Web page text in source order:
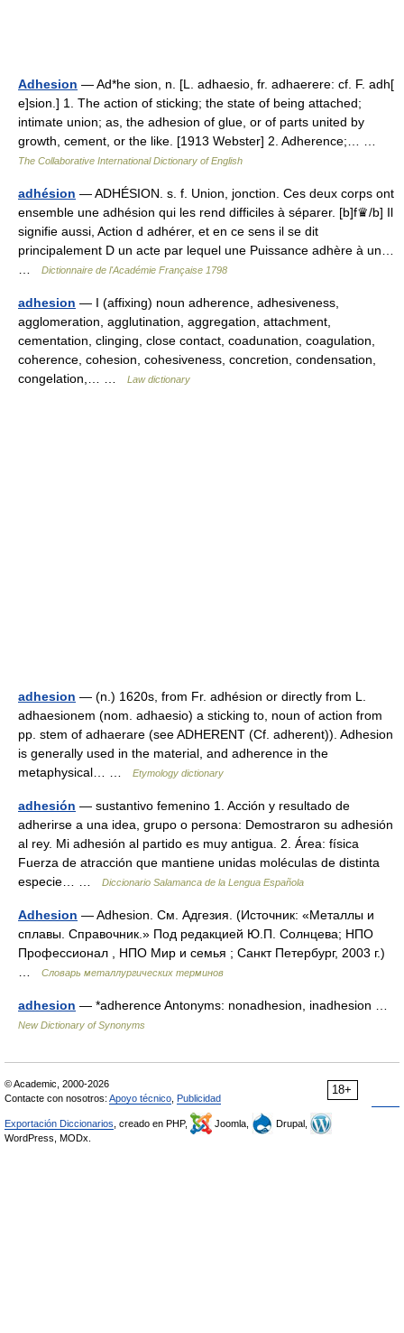
Adhesion — Ad*he sion, n. [L. adhaesio, fr. adhaerere: cf. F. adh[
e]sion.] 1. The action of sticking; the state of being attached;
intimate union; as, the adhesion of glue, or of parts united by
growth, cement, or the like. [1913 Webster] 2. Adherence;… …
The Collaborative International Dictionary of English
adhésion — ADHÉSION. s. f. Union, jonction. Ces deux corps ont
ensemble une adhésion qui les rend difficiles à séparer. [b]f♛/b] Il
signifie aussi, Action d adhérer, et en ce sens il se dit
principalement D un acte par lequel une Puissance adhère à un…
Dictionnaire de l'Académie Française 1798
adhesion — I (affixing) noun adherence, adhesiveness,
agglomeration, agglutination, aggregation, attachment,
cementation, clinging, close contact, coadunation, coagulation,
coherence, cohesion, cohesiveness, concretion, condensation,
congelation,… …
Law dictionary
adhesion — (n.) 1620s, from Fr. adhésion or directly from L.
adhaesionem (nom. adhaesio) a sticking to, noun of action from
pp. stem of adhaerare (see ADHERENT (Cf. adherent)). Adhesion
is generally used in the material, and adherence in the
metaphysical… …
Etymology dictionary
adhesión — sustantivo femenino 1. Acción y resultado de
adherirse a una idea, grupo o persona: Demostraron su adhesión
al rey. Mi adhesión al partido es muy antigua. 2. Área: física
Fuerza de atracción que mantiene unidas moléculas de distinta
especie… …
Diccionario Salamanca de la Lengua Española
Adhesion — Adhesion. См. Адгезия. (Источник: «Металлы и
сплавы. Справочник.» Под редакцией Ю.П. Солнцева; НПО
Профессионал , НПО Мир и семья ; Санкт Петербург, 2003 г.)
Словарь металлургических терминов
adhesion — *adherence Antonyms: nonadhesion, inadhesion …
New Dictionary of Synonyms
18+
© Academic, 2000-2026
Contacte con nosotros: Apoyo técnico Publicidad
Exportación Diccionarios , creado en PHP, Joomla,
Drupal,
WordPress, MODx.